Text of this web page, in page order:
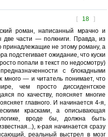
[ 18 ]
роман, написанный мрачно и
части — полкниги. Правда, из
принадлежащие не этому роману, а
подстегивает ожидание, что куски
попали в текст по недосмотру)
с блокадными
много — и читатель понимает, что
чем просто диссидентское
по качеству, поясняет многие
главного. И начинается 4-я,
красками, а описывающая
логике, вроде бы, должна быть
к-рая начинается сразу
реальный выстрел в мозг